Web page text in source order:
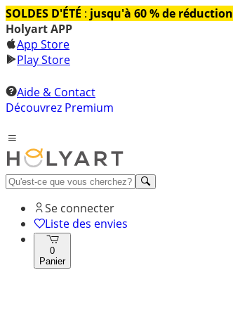
SOLDES D'ÉTÉ : jusqu'à 60 % de réduction
Holyart APP
App Store
Play Store
Aide & Contact
Découvrez Premium
Se connecter
Liste des envies
0
Panier